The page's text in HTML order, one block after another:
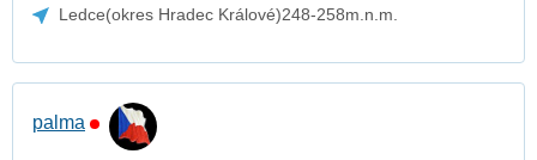
Ledce(okres Hradec Králové)248-258m.n.m.
palma